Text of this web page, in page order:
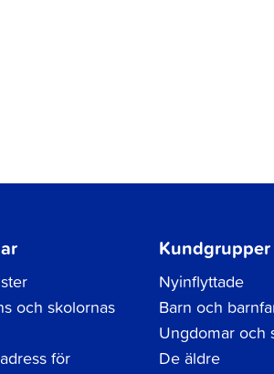
och skolornas
för
Kundgrupper
Nyinflyttade
Barn och
Ungdomar och
De äldre